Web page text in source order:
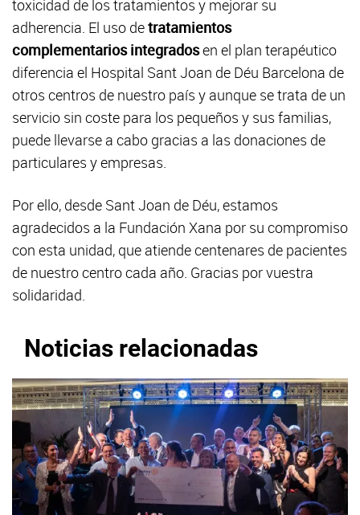
toxicidad de los tratamientos y mejorar su
adherencia. El uso detratamientos
complementarios integradosen el plan terapéutico
diferencia el Hospital Sant Joan de Déu Barcelona de
otros centros de nuestro país y aunque se trata de un
servicio sin coste para los pequeños y sus familias,
puede llevarse a cabo gracias a las donaciones de
particulares y empresas.
Por ello, desde Sant Joan de Déu, estamos
agradecidos a la Fundación Xana por su compromiso
con esta unidad, que atiende centenares de pacientes
de nuestro centro cada año. Gracias por vuestra
solidaridad.
Noticias relacionadas